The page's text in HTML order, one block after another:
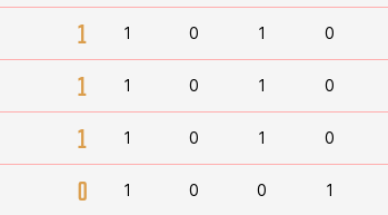
1 1 0 1 0
1 1 0 1 0
1 1 0 1 0
0 1 0 0 1